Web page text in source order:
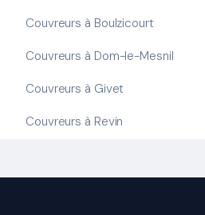
Couvreurs à Boulzicourt
Couvreurs à Dom-le-Mesnil
Couvreurs à Givet
Couvreurs à Revin